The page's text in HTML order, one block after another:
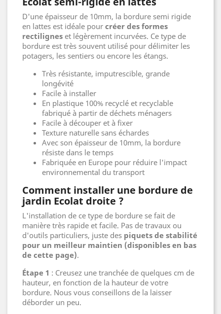
D'une épaisseur de 10mm, la bordure semi rigide
en lattes est idéale pour créer des formes
rectilignes et légèrement incurvées. Ce type de
bordure est très souvent utilisé pour délimiter les
potagers, les sentiers ou encore les étangs.
Très résistante, imputrescible, grande
longévité
Facile à installer
En plastique 100% recyclé et recyclable
fabriqué à partir de déchets ménagers
Facile à découper et à fixer
Texture naturelle sans échardes
Avec son épaisseur de 10mm, la bordure
résiste dans le temps
Fabriquée en Europe pour réduire l'impact
environnemental du transport
Comment installer une bordure de
jardin Ecolat droite ?
L'installation de ce type de bordure se fait de
manière très rapide et facile. Pas de travaux ou
d'outils particuliers, juste des piquets de stabilité
pour un meilleur maintien (disponibles en bas
de cette page).
Étape 1 : Creusez une tranchée de quelques cm de
hauteur, en fonction de la hauteur de votre
bordure. Nous vous conseillons de la laisser
déborder un peu.